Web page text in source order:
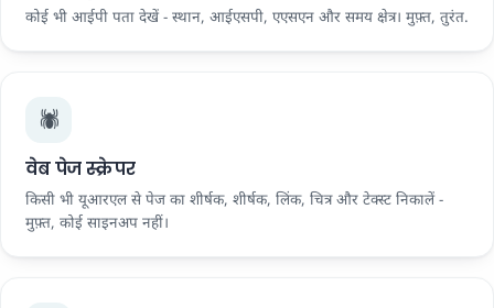
कोई भी आईपी पता देखें - स्थान, आईएसपी, एएसएन और समय क्षेत्र। मुफ़्त, तुरंत.
🕷️
वेब पेज स्क्रेपर
किसी भी यूआरएल से पेज का शीर्षक, शीर्षक, लिंक, चित्र और टेक्स्ट निकालें -
मुफ़्त, कोई साइनअप नहीं।